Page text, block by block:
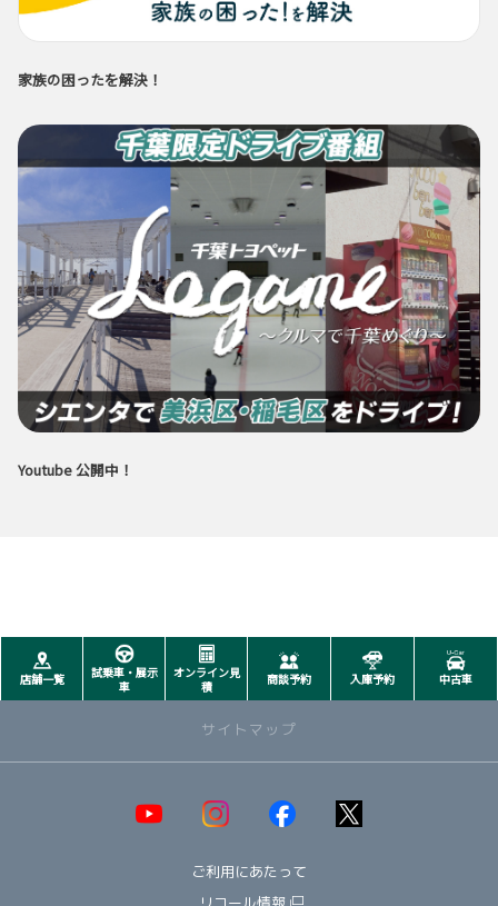
家族の困ったを解決！
Youtube 公開中！
店舗一覧
試乗車・展示
車
オンライン見
積
商談予約 入庫予約 中古車
サイトマップ
ご利用にあたって